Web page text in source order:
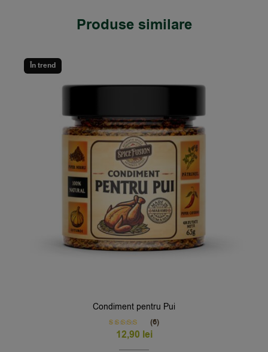
Produse similare
În trend
Condiment pentru Pui
Rated5.00
out of 5
(6)
12,90 lei